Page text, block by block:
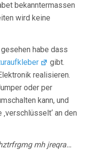
bekanntermassen
wird keine
habe dass
gibt.
realisieren.
oder per
kann, und
an den
mh jreqra…